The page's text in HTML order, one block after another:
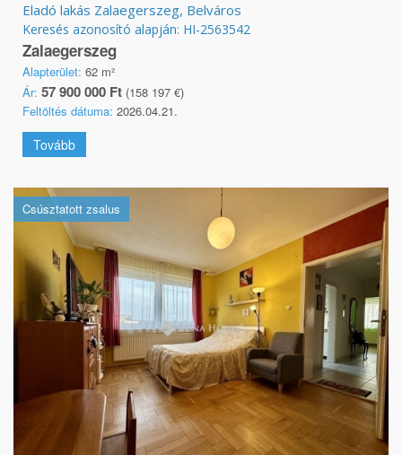
Eladó lakás Zalaegerszeg, Belváros
Keresés azonosító alapján: HI-2563542
Zalaegerszeg
Alapterület: 62 m²
Ár: 57 900 000 Ft (158 197 €)
Feltöltés dátuma: 2026.04.21.
Tovább
Csúsztatott zsalus